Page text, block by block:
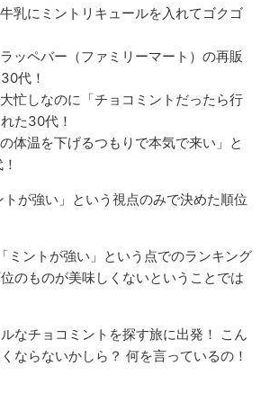
乳にミントリキュールを入れてゴクゴ
ッペバー（ファミリーマート）の再販
代！
忙しなのに「チョコミントだったら行
た30代！
体温を下げるつもりで本気で来い」と
が強い」という視点のみで決めた順位
ミントが強い」という点でのランキング
のものが美味しくないということでは
なチョコミントを探す旅に出発！ こん
ならないかしら？ 何を言っているの！